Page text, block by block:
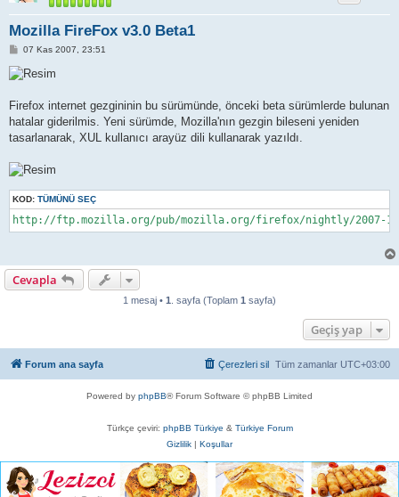
Mozilla FireFox v3.0 Beta1
M
s
a
07 Kas 2007, 23:51
Firefox internet gezgininin bu sürümünde, önceki beta sürümlerde bulunan
hatalar giderilmis. Yeni sürümde, Mozilla'nın gezgin bileseni yeniden
tasarlanarak, XUL kullanıcı arayüz dili kullanarak yazıldı.
KOD: TÜMÜNÜ SEÇ
http://ftp.mozilla.org/pub/mozilla.org/firefox/nightly/2007-
Cevapla
1 mesaj • 1 . sayfa (Toplam 1 sayfa)
Geçiş yap
Forum ana sayfa Tüm zamanlar UTC+03:00
Çerezleri sil
Powered by phpBB® Forum Software © phpBB Limited
Türkçe çeviri: phpBB Türkiye & Türkiye Forum
Gizlilik | Koşullar